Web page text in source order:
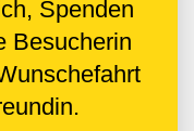
Spenden
Besucherin